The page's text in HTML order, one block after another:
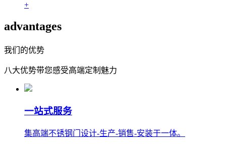
+
advantages
我们的优势
八大优势带您感受高端定制魅力
一站式服务
集高端不锈钢门设计-生产-销售-安装于一体。